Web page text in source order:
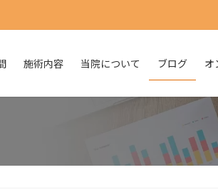
施術内容 当院について ブログ オ